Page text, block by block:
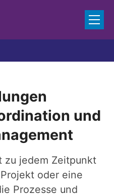
und
zu jedem Zeitpunkt
oder eine
Prozesse und